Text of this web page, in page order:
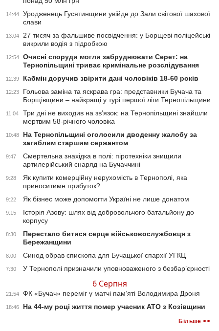
14:44
Уродженець Гусятинщини увійде до Зали світової шахової
слави
13:04
27 тисяч за фальшиве посвідчення: у Борщеві поліцейські
викрили водія з підробкою
12:54
Очисні споруди могли забруднювати Серет: на
Тернопільщині триває кримінальне розслідування
12:39 Кабмін доручив звірити дані чоловіків 18-60 років
12:23
Гольова заміна та яскрава гра: представники Бучача та
Борщівщини – найкращі у турі першої ліги Тернопільщини
11:04
Три дні не виходив на зв’язок: на Тернопільщині знайшли
мертвим 58-річного чоловіка
10:48
На Тернопільщині оголосили дводенну жалобу за
загиблим старшим сержантом
9:47
Смертельна знахідка в полі: піротехніки знищили
артилерійський снаряд на Бучаччині
9:28
Як купити комерційну нерухомість в Тернополі, яка
приноситиме прибуток?
9:22 Як бізнес може допомогти Україні не лише донатом
9:15
Історія Азову: шлях від добровольчого батальйону до
корпусу
8:30
Перестало битися серце військовослужбовця з
Бережанщини
8:00 Синод обрав єпископа для Бучацької єпархії УГКЦ
7:30 У Тернополі призначили уповноваженого з безбар’єрності
6 Серпня
21:54 ФК «Бучач» переміг у матчі пам’яті Володимира Дроня
18:46 На 44-му році життя помер учасник АТО з Козівщини
Більше >>